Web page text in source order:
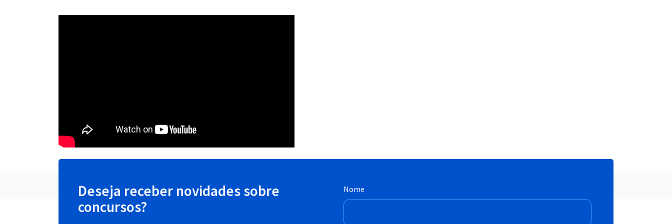
Deseja receber novidades sobre
concursos?
Nome